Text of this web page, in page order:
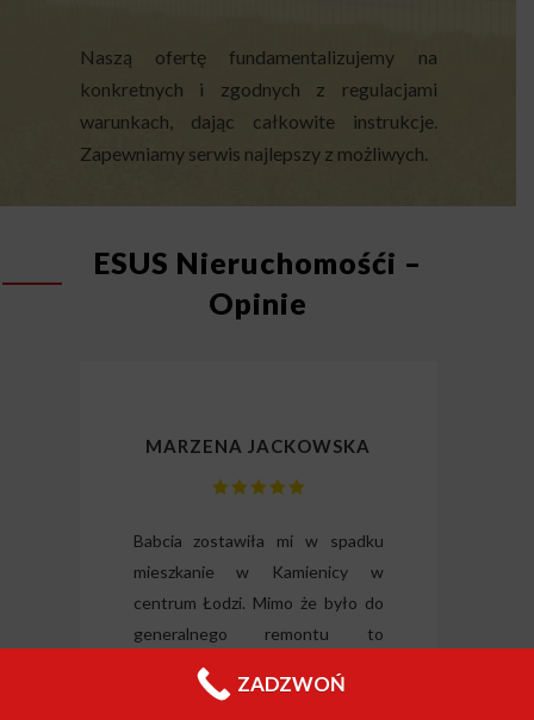
Naszą ofertę fundamentalizujemy na
konkretnych i zgodnych z regulacjami
warunkach, dając całkowite instrukcje.
Zapewniamy serwis najlepszy z możliwych.
ESUS Nieruchomośći –
Opinie
MARZENA JACKOWSKA
Babcia zostawiła mi w spadku
mieszkanie w Kamienicy w
centrum Łodzi. Mimo że było do
generalnego remontu to
inwestorzy z tej firmy
zdecydowali się je odkupić od ręki.
ZADZWOŃ